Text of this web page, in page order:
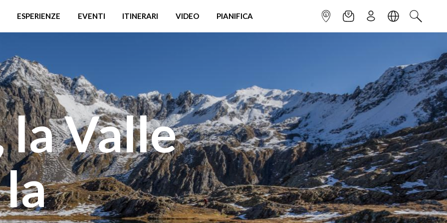
ESPERIENZE EVENTI ITINERARI VIDEO PIANIFICA INFOPOINTNEWSLETTER
ISCRIVITILINGUACERCA
la Valle